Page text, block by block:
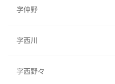
字仲野
字西川
字西野々